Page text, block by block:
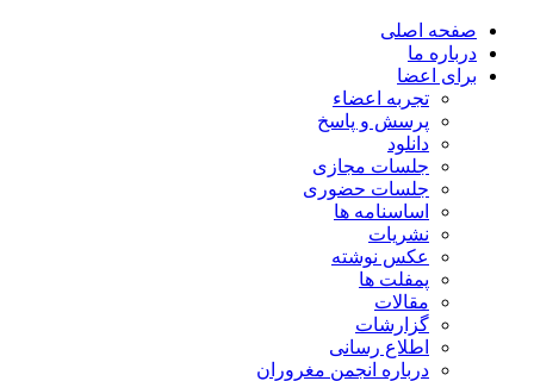
صفحه اصلی
درباره ما
برای اعضا
تجربه اعضاء
پرسش و پاسخ
دانلود
جلسات مجازی
جلسات حضوری
اساسنامه ها
نشریات
عکس نوشته
پمفلت ها
مقالات
گزارشات
اطلاع رسانی
درباره انجمن مغروران